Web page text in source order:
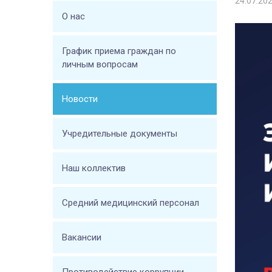
О нас
График приема граждан по
личным вопросам
Новости
Учредительные документы
Наш коллектив
Средний медицинский персонал
Вакансии